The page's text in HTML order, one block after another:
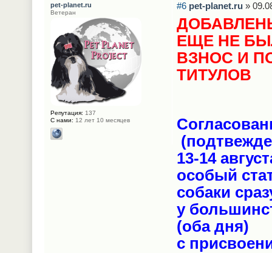
#6 pet-planet.ru »
ЕЩЕ НЕ
ВЗНОС И
ТИТУЛОВ
13-14
особый
собаки
у
(оба дня)
с
pet-planet.ru
Ветеран
Репутация: 137
С нами: 12 лет 10 месяцев